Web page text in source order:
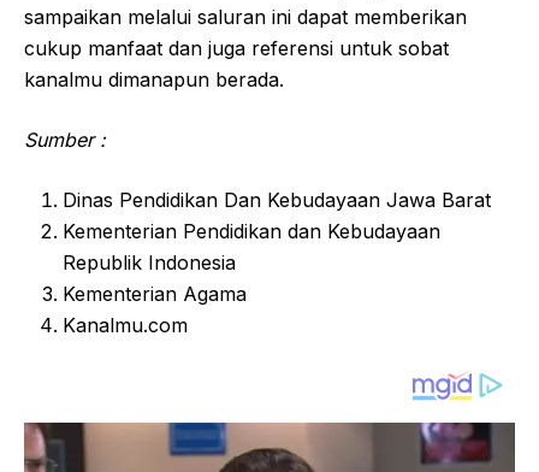
sampaikan melalui saluran ini dapat memberikan
cukup manfaat dan juga referensi untuk sobat
kanalmu dimanapun berada.
Sumber :
Dinas Pendidikan Dan Kebudayaan Jawa Barat
Kementerian Pendidikan dan Kebudayaan
Republik Indonesia
Kementerian Agama
Kanalmu.com